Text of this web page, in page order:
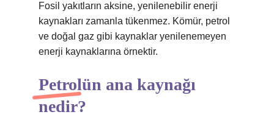
Fosil yakıtların aksine, yenilenebilir enerji
kaynakları zamanla tükenmez. Kömür, petrol
ve doğal gaz gibi kaynaklar yenilenemeyen
enerji kaynaklarına örnektir.
Petrolün ana kaynağı
nedir?